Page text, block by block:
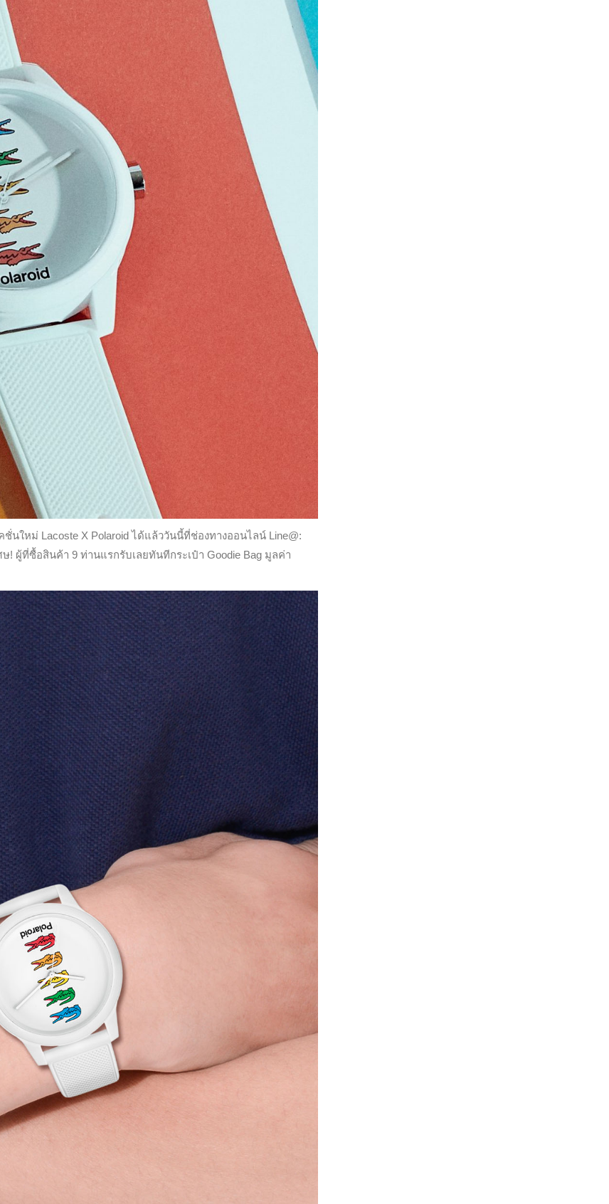
ใหม่ Lacoste X Polaroid ได้แล้ววันนี้ที่ช่องทางออนไลน์ Line@:
ษ! ผู้ที่ซื้อสินค้า 9 ท่านแรกรับเลยทันทีกระเป๋า Goodie Bag มูลค่า